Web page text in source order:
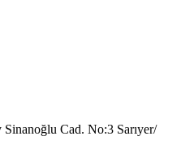
Cad. No:3 Sarıyer/